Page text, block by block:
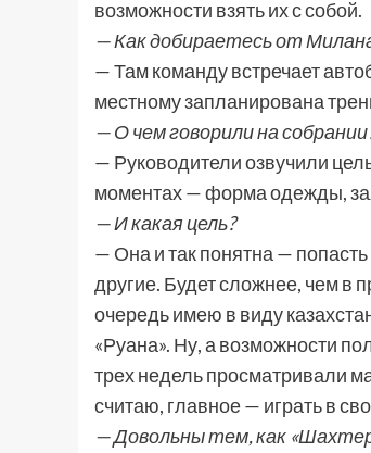
возможности взять их с собой.
— Как добираетесь от
— Там команду встречает
местному запланирована
— О чем говорили на
— Руководители озвучили
моментах — форма одежды,
— И какая цель?
— Она и так понятна —
другие. Будет сложнее, чем в
очередь имею в виду
«Руана». Ну, а возможности
трех недель просматривали
считаю, главное — играть в
— Довольны тем, как